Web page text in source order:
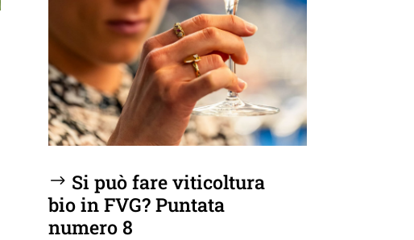
Si può fare viticoltura
bio in FVG? Puntata
numero 8